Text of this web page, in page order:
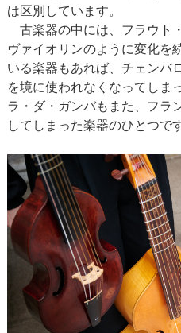
は区別しています。
古楽器の中には、フラウト
ヴァイオリンのように変化を
いる楽器もあれば、チェンバ
を境に使われなくなってしま
ラ・ダ・ガンバもまた、フラ
してしまった楽器のひとつで